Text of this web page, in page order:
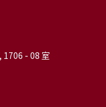
1706 - 08 室